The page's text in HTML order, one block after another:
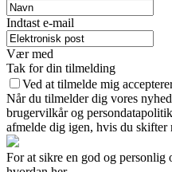
Indtast e-mail
Vær med
Tak for din tilmelding
Ved at tilmelde mig
Når du tilmelder dig vores
brugervilkår og
afmelde dig igen, hvis du skifter
For at sikre en god og personlig